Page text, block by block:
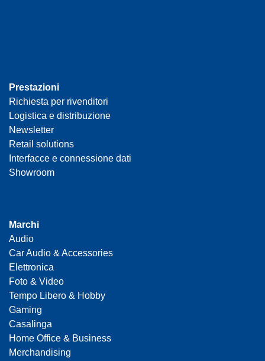
Prestazioni
Richiesta per rivenditori
Logistica e distribuzione
Newsletter
Retail solutions
Interfacce e connessione dati
Showroom
Marchi
Audio
Car Audio & Accessories
Elettronica
Foto & Video
Tempo Libero & Hobby
Gaming
Casalinga
Home Office & Business
Merchandising